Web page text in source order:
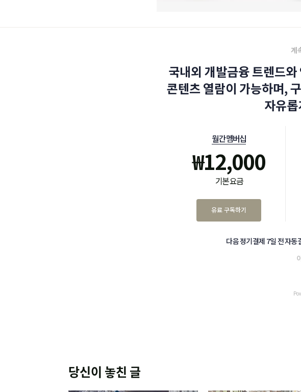
계
국내외 개발금융 트렌드
콘텐츠 열람이 가능하며,
자유
월간 멤버십
₩12,000
기본 요금
유료 구독하기
다음 정기결제 7일 전 자동
당신이 놓친 글